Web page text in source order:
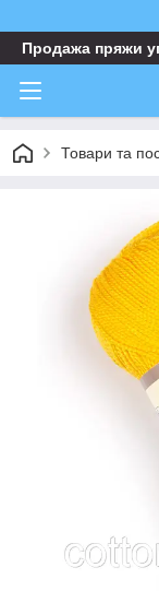
Продажа пряжи
Товари та